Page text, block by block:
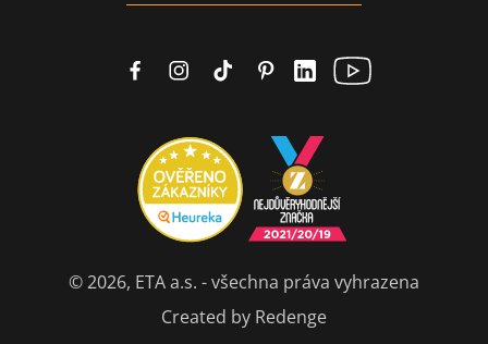
© 2026, ETA a.s. - všechna práva vyhrazena
Created by Redenge